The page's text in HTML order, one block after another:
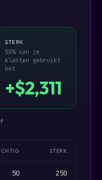
STERK
50% van je
klanten gebruikt
het
+$2,311
STERK
50 250